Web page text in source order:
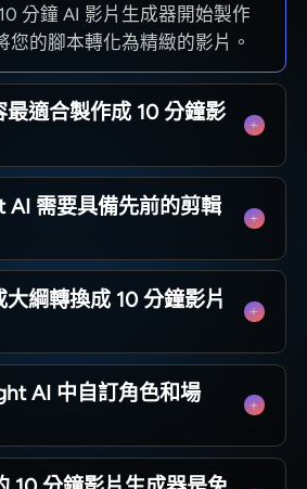
分鐘 AI 影片生成器開始製作
您的腳本轉化為精緻的影片。
最適合製作成 10 分鐘影
事者和行銷人員使用
能獲得極佳效果。這個時長非
解說影片、章節式課程和敘事
AI 需要具備先前的剪輯
，用戶只需要一個想法即可。
、場景、字幕和時間安排，因
能也能製作出 10 分鐘的影
綱轉換成 10 分鐘影片
本貼入 Magiclight AI，讓它構
將您的素材組織成一個連貫、
影片。
AI 中自訂角色和場
，角色和場景都可以透過